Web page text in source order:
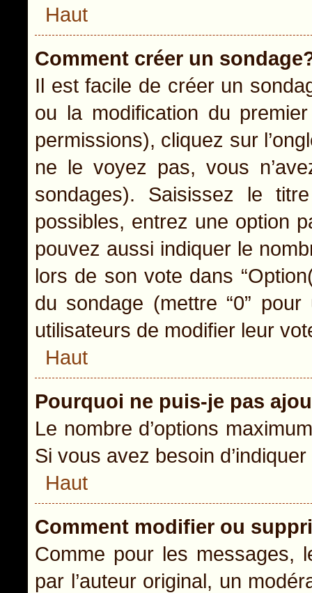
Haut
Comment créer un
Il est facile de créer un
ou la modification du
permissions), cliquez sur
ne le voyez pas, vous
sondages). Saisissez le
possibles, entrez une option
pouvez aussi indiquer le
lors de son vote dans
du sondage (mettre “0”
utilisateurs de modifier leur
Haut
Pourquoi ne puis-je pas
Le nombre d’options
Si vous avez besoin
Haut
Comment modifier ou
Comme pour les messages,
par l’auteur original, un